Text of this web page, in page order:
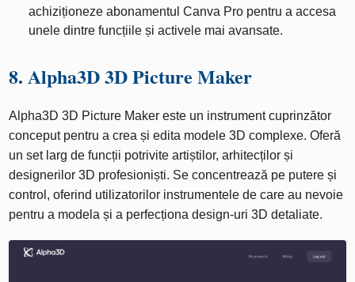
achiziționeze abonamentul Canva Pro pentru a accesa
unele dintre funcțiile și activele mai avansate.
8. Alpha3D 3D Picture Maker
Alpha3D 3D Picture Maker este un instrument cuprinzător
conceput pentru a crea și edita modele 3D complexe. Oferă
un set larg de funcții potrivite artiștilor, arhitecților și
designerilor 3D profesioniști. Se concentrează pe putere și
control, oferind utilizatorilor instrumentele de care au nevoie
pentru a modela și a perfecționa design-uri 3D detaliate.